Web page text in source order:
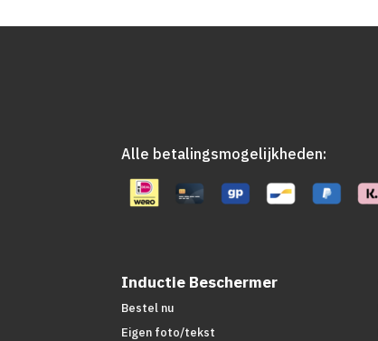
Alle betalingsmogelijkheden:
Inductie Beschermer
Bestel nu
Eigen foto/tekst